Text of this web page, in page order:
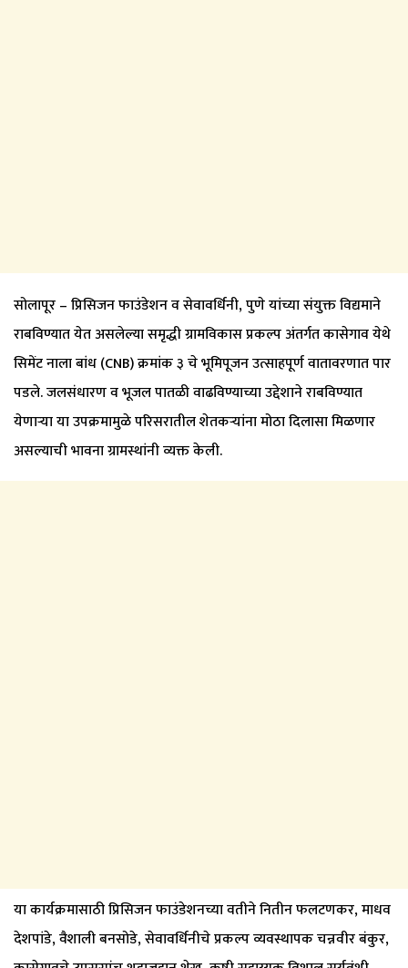
सोलापूर – प्रिसिजन फाउंडेशन व सेवावर्धिनी, पुणे यांच्या संयुक्त विद्यमाने
राबविण्यात येत असलेल्या समृद्धी ग्रामविकास प्रकल्प अंतर्गत कासेगाव येथे
सिमेंट नाला बांध (CNB) क्रमांक ३ चे भूमिपूजन उत्साहपूर्ण वातावरणात पार
पडले. जलसंधारण व भूजल पातळी वाढविण्याच्या उद्देशाने राबविण्यात
येणाऱ्या या उपक्रमामुळे परिसरातील शेतकऱ्यांना मोठा दिलासा मिळणार
असल्याची भावना ग्रामस्थांनी व्यक्त केली.
या कार्यक्रमासाठी प्रिसिजन फाउंडेशनच्या वतीने नितीन फलटणकर, माधव
देशपांडे, वैशाली बनसोडे, सेवावर्धिनीचे प्रकल्प व्यवस्थापक चन्नवीर बंकुर,